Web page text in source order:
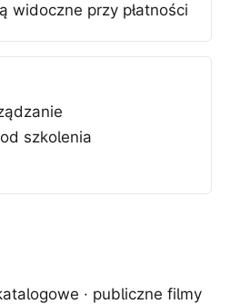
widoczne przy płatności
szkolenia
· publiczne filmy